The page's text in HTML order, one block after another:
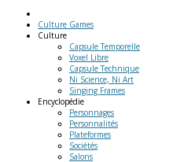
Culture Games
Culture
Capsule Temporelle
Voxel Libre
Capsule Technique
Ni Science, Ni Art
Singing Frames
Encyclopédie
Personnages
Personnalités
Plateformes
Sociétés
Salons